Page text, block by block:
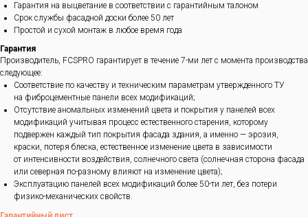
Гарантия на выцветание в соответствии с гарантийным талоном
Срок службы фасадной доски более 50 лет
Простой и сухой монтаж в любое время года
Гарантия
Производитель, FCSPRO гарантирует в течение 7-ми лет с момента производства
следующее:
Соответствие по качеству и техническим параметрам утвержденного ТУ
на фиброцементные панели всех модификаций;
Отсутствие аномальных изменений цвета и покрытия у панелей всех
модификаций учитывая процесс естественного старения, которому
подвержен каждый тип покрытия фасада здания, а именно — эрозия,
краски, потеря блеска, естественное изменение цвета в зависимости
от интенсивности воздействия, солнечного света (солнечная сторона фасада
или северная по-разному влияют на изменение цвета);
Эксплуатацию панелей всех модификаций более 50-ти лет, без потери
физико-механических свойств.